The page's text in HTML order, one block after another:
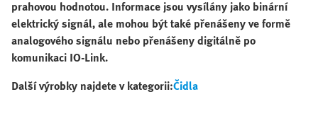
prahovou hodnotou. Informace jsou vysílány jako binární
elektrický signál, ale mohou být také přenášeny ve formě
analogového signálu nebo přenášeny digitálně po
komunikaci IO-Link.
Další výrobky najdete v kategorii:Čidla